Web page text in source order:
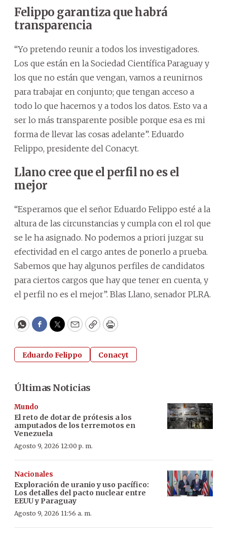
Felippo garantiza que habrá
transparencia
“Yo pretendo reunir a todos los investigadores.
Los que están en la Sociedad Científica Paraguay y
los que no están que vengan, vamos a reunirnos
para trabajar en conjunto; que tengan acceso a
todo lo que hacemos y a todos los datos. Esto va a
ser lo más transparente posible porque esa es mi
forma de llevar las cosas adelante”. Eduardo
Felippo, presidente del Conacyt.
Llano cree que el perfil no es el
mejor
“Esperamos que el señor Eduardo Felippo esté a la
altura de las circunstancias y cumpla con el rol que
se le ha asignado. No podemos a priori juzgar su
efectividad en el cargo antes de ponerlo a prueba.
Sabemos que hay algunos perfiles de candidatos
para ciertos cargos que hay que tener en cuenta, y
el perfil no es el mejor”. Blas Llano, senador PLRA.
WhatsApp
Facebook
Twitter
EmailCopyPrint
Eduardo Felippo Conacyt
Últimas Noticias
Mundo
El reto de dotar de prótesis a los
amputados de los terremotos en
Venezuela
Agosto 9, 2026 12:00 p. m.
Nacionales
Exploración de uranio y uso pacífico:
Los detalles del pacto nuclear entre
EEUU y Paraguay
Agosto 9, 2026 11:56 a. m.